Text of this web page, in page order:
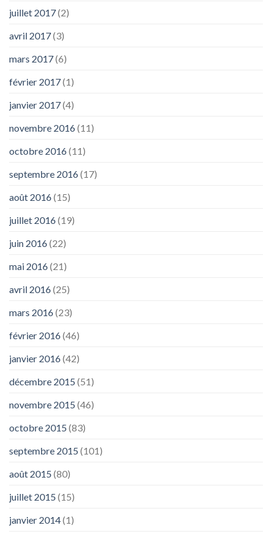
juillet 2017(2)
avril 2017(3)
mars 2017(6)
février 2017(1)
janvier 2017(4)
novembre 2016(11)
octobre 2016(11)
septembre 2016(17)
août 2016(15)
juillet 2016(19)
juin 2016(22)
mai 2016(21)
avril 2016(25)
mars 2016(23)
février 2016(46)
janvier 2016(42)
décembre 2015 (51)
novembre 2015 (46)
octobre 2015 (83)
septembre 2015 (101)
août 2015 (80)
juillet 2015 (15)
janvier 2014(1)